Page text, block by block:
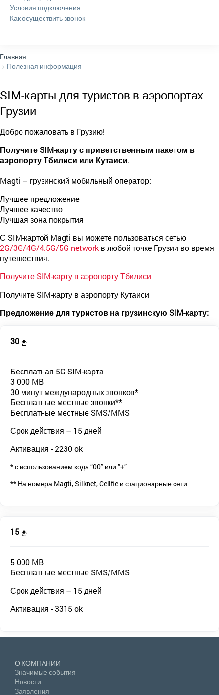
Условия подключения
Как осуществить звонок
Главная
Полезная информация
SIM-карты для туристов в аэропортах
Грузии
Добро пожаловать в Грузию!
Получите SIM-карту с приветственным пакетом в
аэропорту Тбилиси или Кутаиси.
Magti – грузинский мобильный оператор:
Лучшее предложение
Лучшее качество
Лучшая зона покрытия
С SIM-картой Magti вы можете пользоваться сетью
2G/3G/4G/4.5G/5G network в любой точке Грузии во время
путешествия.
Получите SIM-карту в аэропорту Тбилиси
Получите SIM-карту в аэропорту Кутаиси
Предложение для туристов на грузинскую SIM-карту:
30
Бесплатная 5G SIM-карта
3 000 MB
30 минут международных звонков*
Бесплатные местные звонки**
Бесплатные местные SMS/MMS
Срок действия – 15 дней
Активация -2230 ok
* с использованием кода “00” или “+”
** На номера Magti, Silknet, Cellfie и стационарные сети
15
5 000 MB
Бесплатные местные SMS/MMS
Срок действия – 15 дней
Активация -3315 ok
О КОМПАНИИ
Значимые события
Новости
Заявления